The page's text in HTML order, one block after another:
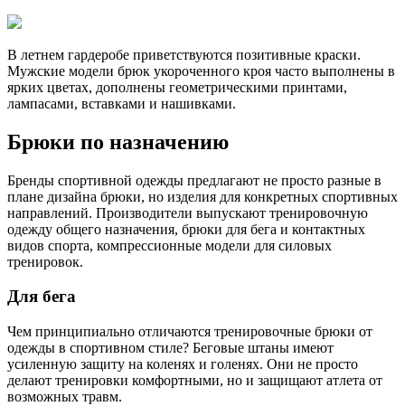
В летнем гардеробе приветствуются позитивные краски.
Мужские модели брюк укороченного кроя часто выполнены в
ярких цветах, дополнены геометрическими принтами,
лампасами, вставками и нашивками.
Брюки по назначению
Бренды спортивной одежды предлагают не просто разные в
плане дизайна брюки, но изделия для конкретных спортивных
направлений. Производители выпускают тренировочную
одежду общего назначения, брюки для бега и контактных
видов спорта, компрессионные модели для силовых
тренировок.
Для бега
Чем принципиально отличаются тренировочные брюки от
одежды в спортивном стиле? Беговые штаны имеют
усиленную защиту на коленях и голенях. Они не просто
делают тренировки комфортными, но и защищают атлета от
возможных травм.